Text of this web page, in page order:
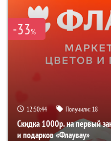
-33%
12:50:42 Получили: 18
Скидка 1000р. на первый
и подарков «Флаувау»